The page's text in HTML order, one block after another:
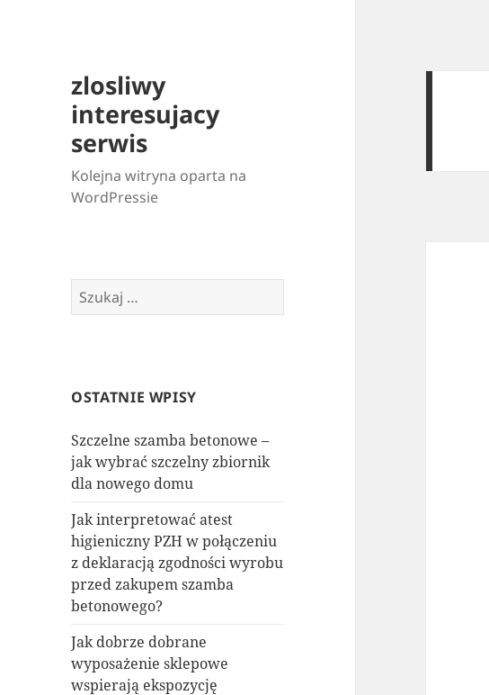
zlosliwy
interesujacy
serwis
Kolejna witryna oparta na
WordPressie
Szukaj:
OSTATNIE WPISY
Szczelne szamba betonowe –
jak wybrać szczelny zbiornik
dla nowego domu
Jak interpretować atest
higieniczny PZH w połączeniu
z deklaracją zgodności wyrobu
przed zakupem szamba
betonowego?
Jak dobrze dobrane
wyposażenie sklepowe
wspierają ekspozycję